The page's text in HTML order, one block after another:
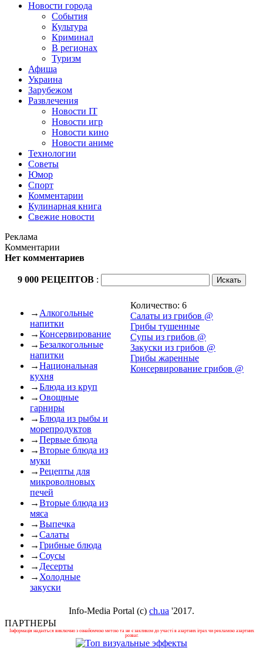
Новости города
События
Культура
Криминал
В регионах
Туризм
Афиша
Украина
Зарубежом
Развлечения
Новости IT
Новости игр
Новости кино
Новости аниме
Технологии
Советы
Юмор
Спорт
Комментарии
Кулинарная книга
Свежие новости
Реклама
Комментарии
Нет комментариев
9 000 РЕЦЕПТОВ :
→ Алкогольные
напитки
→Консервирование
→Безалкогольные
напитки
→Национальная
кухня
→Блюда из круп
→Овощные
гарниры
→Блюда из рыбы и
морепродуктов
→Первые блюда
→Вторые блюда из
муки
→Рецепты для
микроволновых
печей
→Вторые блюда из
мяса
→Выпечка
→Салаты
→Грибные блюда
→Соусы
→ Десерты
→ Холодные
закуски
Количество: 6
Cалаты из грибов @
Грибы тушенные
Cупы из грибов @
Закуски из грибов @
Грибы жаренные
Консервирование грибов @
Info-Media Portal (c) ch.ua '2017.
ПАРТНЕРЫ
Інформація надається виключно з ознайомчою метою та не є закликом до участі в азартних іграх чи рекламою азартних
розваг.